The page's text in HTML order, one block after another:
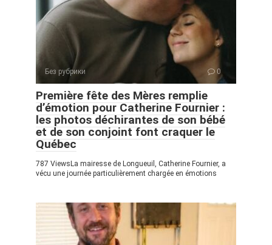
Без рубрики 0
Première fête des Mères remplie
d’émotion pour Catherine Fournier :
les photos déchirantes de son bébé
et de son conjoint font craquer le
Québec
787 ViewsLa mairesse de Longueuil, Catherine Fournier, a
vécu une journée particulièrement chargée en émotions